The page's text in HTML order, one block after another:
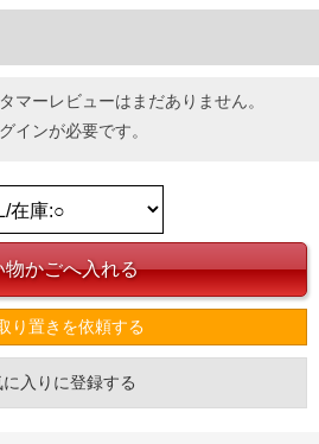
マーレビューはまだありません。
インが必要です。
り置きを依頼する
に入りに登録する